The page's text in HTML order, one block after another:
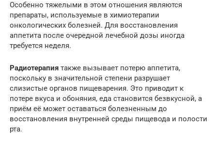
Особенно тяжелыми в этом отношения являются
препараты, используемые в химиотерапии
онкологических болезней. Для восстановления
аппетита после очередной лечебной дозы иногда
требуется неделя.
Радиотерапия также вызывает потерю аппетита,
поскольку в значительной степени разрушает
слизистые органов пищеварения. Это приводит к
потере вкуса и обоняния, еда становится безвкусной, а
приём её может оставаться болезненным до
восстановления внутренней среды пищевода и полости
рта.